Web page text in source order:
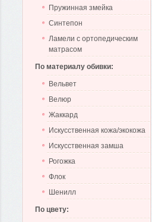
Пружинная змейка
Синтепон
Ламели с ортопедическим
матрасом
По материалу обивки:
Вельвет
Велюр
Жаккард
Искусственная кожа/экокожа
Искусственная замша
Рогожка
Флок
Шенилл
По цвету: